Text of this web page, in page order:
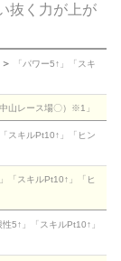
抜く力が上が
「パワー5↑」「スキ
山レース場〇）※1」
スキルPt10↑」「ヒン
「スキルPt10↑」「ヒ
5↑」「スキルPt10↑」